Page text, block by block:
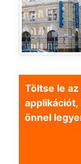
Töltse le
önnel